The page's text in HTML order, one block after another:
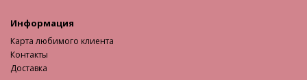
Информация
Карта любимого клиента
Контакты
Доставка